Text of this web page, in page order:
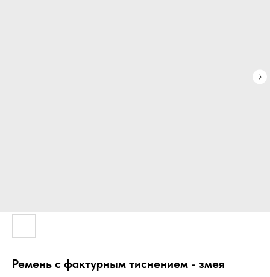
Ремень с фактурным тиснением - змея